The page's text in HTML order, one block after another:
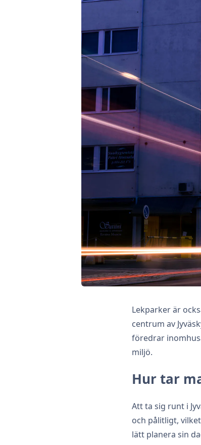
Lekparker är
centrum av
föredrar
miljö.
Hur tar
Att ta sig runt i
och pålitligt,
lätt planera sin